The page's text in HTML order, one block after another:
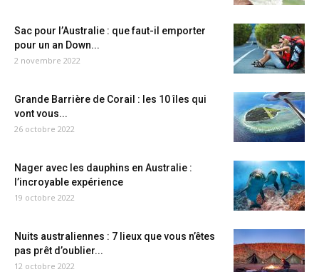
Sac pour l’Australie : que faut-il emporter
pour un an Down...
2 novembre 2022
Grande Barrière de Corail : les 10 îles qui
vont vous...
26 octobre 2022
Nager avec les dauphins en Australie :
l’incroyable expérience
19 octobre 2022
Nuits australiennes : 7 lieux que vous n’êtes
pas prêt d’oublier...
12 octobre 2022